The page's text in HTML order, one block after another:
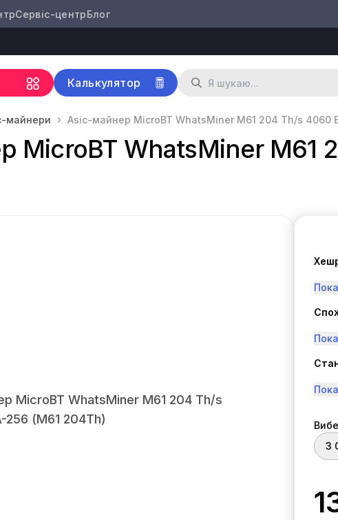
Сервіс-центрБлог
Калькулятор
майнери Asic-майнер MicroBT WhatsMiner M61 204 Th/s 4060
MicroBT WhatsMiner M61
3